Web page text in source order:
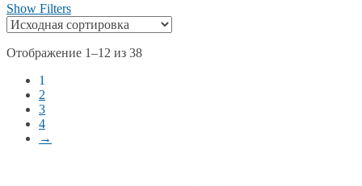
Show Filters
Отображение 1–12 из 38
1
2
3
4
→